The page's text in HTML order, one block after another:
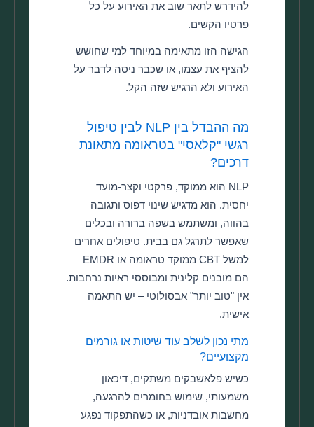
להידרש לתאר שוב את האירוע על כל
פרטיו הקשים.
הגישה הזו מתאימה במיוחד למי שחושש
להציף את עצמו, או שכבר ניסה לדבר על
האירוע ולא הרגיש שזה הקל.
מה ההבדל בין NLP לבין טיפול
רגשי "קלאסי" בטראומה מתאונת
דרכים?
NLP הוא ממוקד, פרקטי וקצר-מועד
יחסית. הוא מדגיש שינוי דפוס ותגובה
בהווה, ומשתמש בשפה ברורה ובכלים
שאפשר לתרגל גם בבית. טיפולים אחרים –
למשל CBT ממוקד טראומה או EMDR –
הם מובנים קלינית ומבוססי ראיות נרחבות.
אין "טוב יותר" אבסולוטי – יש התאמה
אישית.
מתי נכון לשלב עוד שיטות או גורמים
מקצועיים?
כשיש פלאשבקים משתקים, דיכאון
משמעותי, שימוש בחומרים להרגעה,
מחשבות אובדניות, או כשהתפקוד נפגע